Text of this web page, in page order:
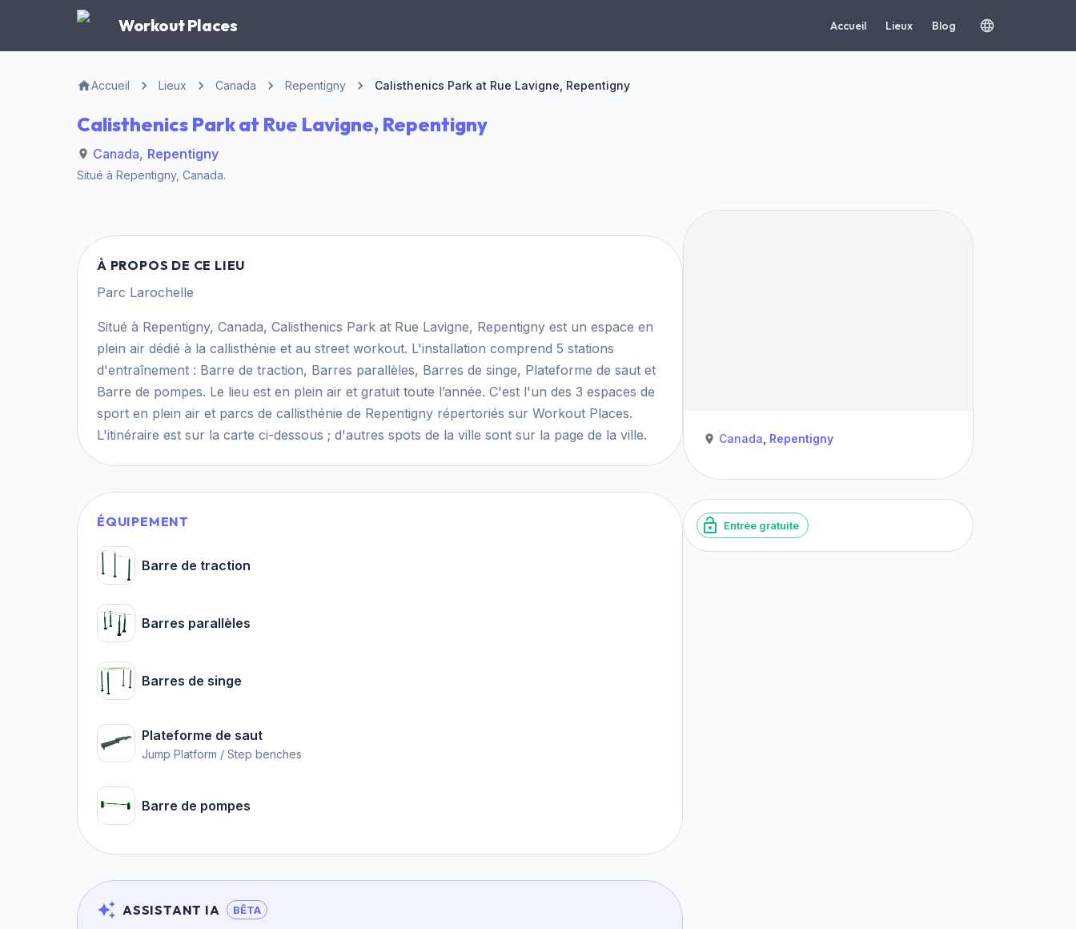
Workout Places Accueil Lieux Blog
Accueil Lieux Canada Repentigny Calisthenics Park at Rue Lavigne, Repentigny
Calisthenics Park at Rue Lavigne, Repentigny
Canada, Repentigny
Situé à Repentigny, Canada.
À PROPOS DE CE LIEU
Parc Larochelle
Situé à Repentigny, Canada, Calisthenics Park at Rue Lavigne, Repentigny est un espace en
plein air dédié à la callisthénie et au street workout. L'installation comprend 5 stations
d'entraînement : Barre de traction, Barres parallèles, Barres de singe, Plateforme de saut et
Barre de pompes. Le lieu est en plein air et gratuit toute l’année. C'est l'un des 3 espaces de
sport en plein air et parcs de callisthénie de Repentigny répertoriés sur Workout Places.
L'itinéraire est sur la carte ci-dessous ; d'autres spots de la ville sont sur la page de la ville.
ÉQUIPEMENT
Barre de traction
Barres parallèles
Barres de singe
Plateforme de saut
Jump Platform / Step benches
Barre de pompes
ASSISTANT IA BÊTA
Canada Repentigny
Entrée gratuite